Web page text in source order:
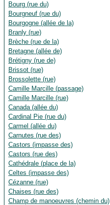
Bourg (rue du)
Bourgneuf (rue du)
Bourgogne (allée de la)
Branly (rue)
Brèche (rue de la)
Bretagne (allée de)
Brétigny (rue de)
Brissot (rue)
Brossolette (rue)
Camille Marcille (passage)
Camille Marcille (rue)
Canada (allée du)
Cardinal Pie (rue du)
Carmel (allée du)
Carnutes (rue des)
Castors (impasse des)
Castors (rue des)
Cathédrale (place de la)
Celtes (impasse des)
Cézanne (rue)
Chaises (rue des)
Champ de manoeuvres (chemin du)